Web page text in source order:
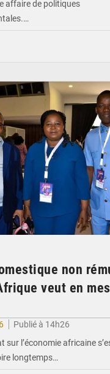
affaire de politiques
non
veut en
Publié à 14h26
sur l’économie africaine
longtemps…